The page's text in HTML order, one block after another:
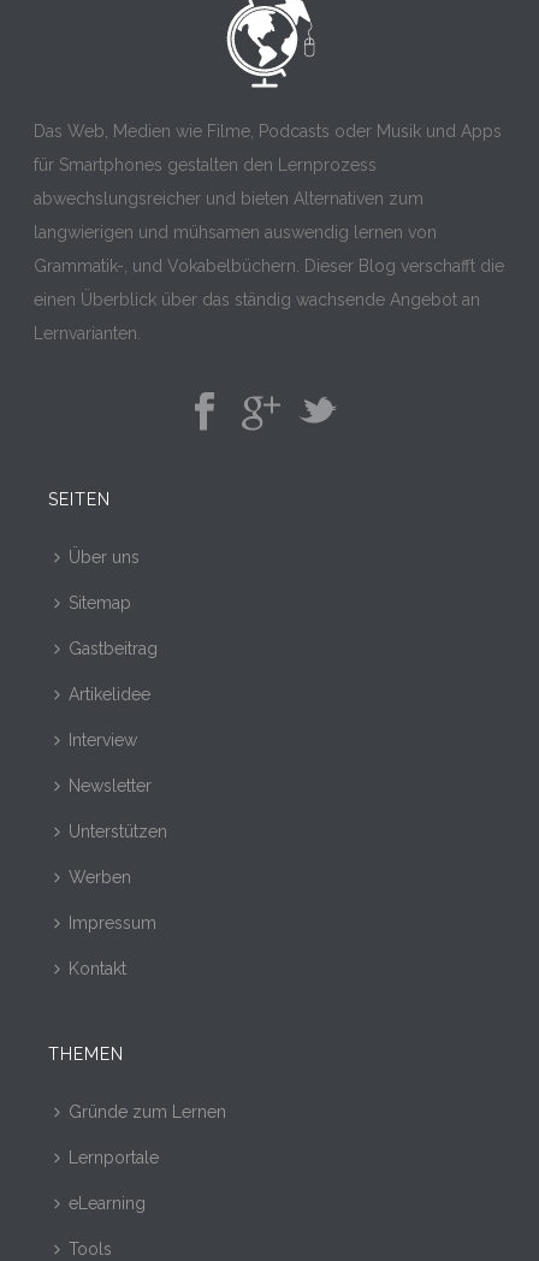
Das Web, Medien wie Filme, Podcasts oder Musik und Apps
für Smartphones gestalten den Lernprozess
abwechslungsreicher und bieten Alternativen zum
langwierigen und mühsamen auswendig lernen von
Grammatik-, und Vokabelbüchern. Dieser Blog verschafft die
einen Überblick über das ständig wachsende Angebot an
Lernvarianten.
SEITEN
Über uns
Sitemap
Gastbeitrag
Artikelidee
Interview
Newsletter
Unterstützen
Werben
Impressum
Kontakt
THEMEN
Gründe zum Lernen
Lernportale
eLearning
Tools